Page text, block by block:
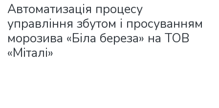
Автоматизація процесу
управління збутом і просуванням
морозива «Біла береза» на ТОВ
«Міталі»